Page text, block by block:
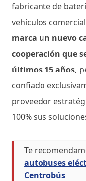
fabricante de
vehículos
marca un nuevo
cooperación que
últimos 15 años,
confiado
proveedor
100% sus
Te
autobuses
Centrobús